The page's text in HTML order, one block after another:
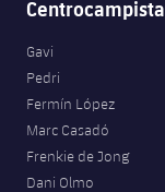
Jugadores
Historia
Palmarés
Juvenil
Alevín
Actualidad
Masculino
plusicon
más
Actualidad
Hockey
plusicon
más
Gavi
Pedri
Fermín López
Marc Casadó
Frenkie de Jong
Dani Olmo